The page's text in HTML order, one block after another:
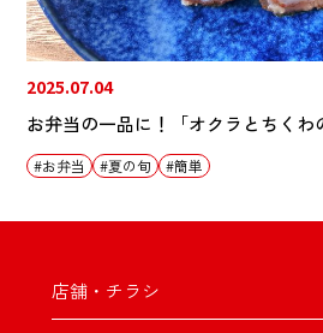
2025.07.04
お弁当の一品に！「オクラとちくわ
お弁当 夏の旬 簡単
店舗・チラシ